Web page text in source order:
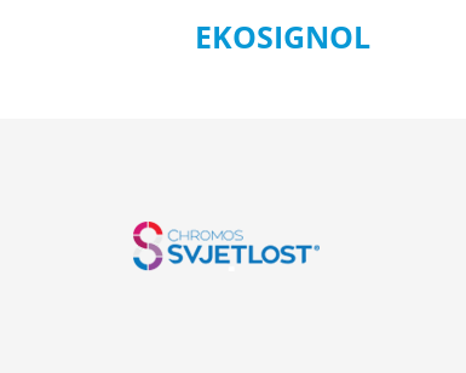
EKOSIGNOL